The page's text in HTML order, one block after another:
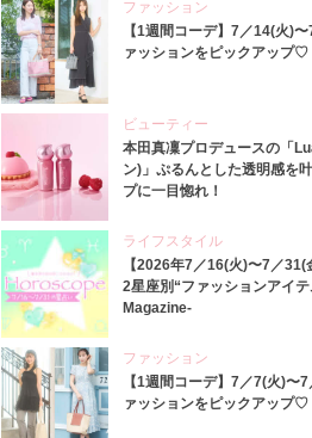
ファッション
【1週間コーデ】7／14(火)
ァッションをピックアップ♡
ビューティー
本田真凜プロデュースの「
ン)」ぷるんとした透明感を
プに一目惚れ！
ライフスタイル
【2026年7／16(火)〜7／
2星座別“ファッションアイ
Magazine-
ファッション
【1週間コーデ】7／7(火)〜
ァッションをピックアップ♡